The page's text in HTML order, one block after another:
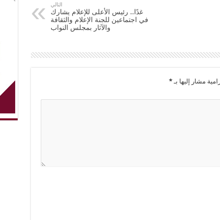
التالي
غدًا.. رئيس الأعلى للإعلام يشارك
في اجتماعين للجنة الإعلام والثقافة
والآثار بمجلس النواب
مشار إليها بـ*